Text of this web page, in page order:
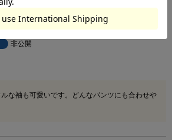
非公開
な袖も可愛いです。どんなパンツにも合わせや